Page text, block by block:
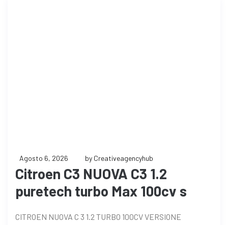
Agosto 6, 2026 by Creativeagencyhub
Citroen C3 NUOVA C3 1.2
puretech turbo Max 100cv s
CITROEN NUOVA C 3 1.2 TURBO 100CV VERSIONE